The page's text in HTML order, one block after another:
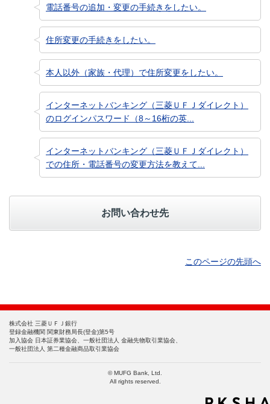
電話番号の追加・変更の手続きをしたい。
住所変更の手続きをしたい。
本人以外（家族・代理）で住所変更をしたい。
インターネットバンキング（三菱ＵＦＪダイレクト）
のログインパスワード（8～16桁の英...
インターネットバンキング（三菱ＵＦＪダイレクト）
での住所・電話番号の変更方法を教えて...
お問い合わせ先
このページの先頭へ
株式会社 三菱ＵＦＪ銀行
登録金融機関 関東財務局長(登金)第5号
加入協会 日本証券業協会、一般社団法人 金融先物取引業協会、
一般社団法人 第二種金融商品取引業協会
© MUFG Bank, Ltd.
All rights reserved.